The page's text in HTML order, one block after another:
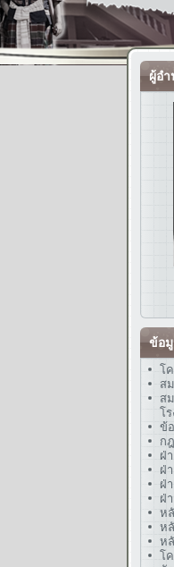
ผู้อ
ข้อ
โ
ส
ส
โ
ข้
ก
ฝ่
ฝ่
ฝ่
ฝ่
ห
ห
ห
โ